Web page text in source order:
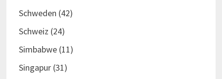
Schweden (42)
Schweiz (24)
Simbabwe(11)
Singapur(31)